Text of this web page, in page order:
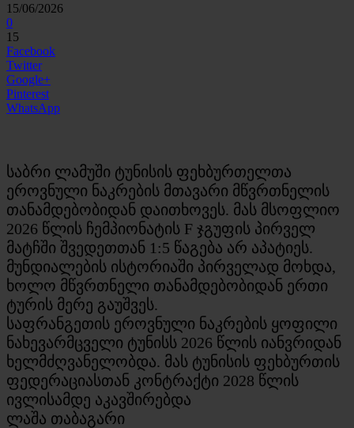
15/06/2026
0
15
Facebook
Twitter
Google+
Pinterest
WhatsApp
საბრი ლამუში ტუნისის ფეხბურთელთა
ეროვნული ნაკრების მთავარი მწვრთნელის
თანამდებობიდან დაითხოვეს. მას მსოფლიო
2026 წლის ჩემპიონატის F ჯგუფის პირველ
მატჩში შვედეთთან 1:5 წაგება არ აპატიეს.
მუნდიალების ისტორიაში პირველად მოხდა,
ხოლო მწვრთნელი თანამდებობიდან ერთი
ტურის მერე გაუშვეს.
საფრანგეთის ეროვნული ნაკრების ყოფილი
ნახევარმცველი ტუნისს 2026 წლის იანვრიდან
ხელმძღვანელობდა. მას ტუნისის ფეხბურთის
ფედერაციასთან კონტრაქტი 2028 წლის
ივლისამდე აკავშირებდა
ლაშა თაბაგარი